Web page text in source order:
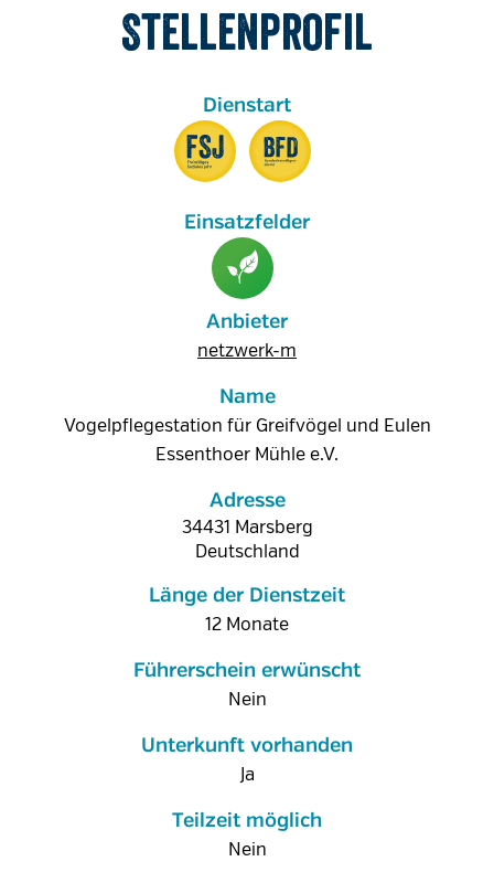
Stellenprofil
Anbieter
netzwerk-m
Name
Vogelpflegestation für Greifvögel und Eulen
Essenthoer Mühle e.V.
Adresse
34431 Marsberg
Deutschland
Länge der Dienstzeit
12 Monate
Führerschein erwünscht
Nein
Unterkunft vorhanden
Ja
Teilzeit möglich
Nein